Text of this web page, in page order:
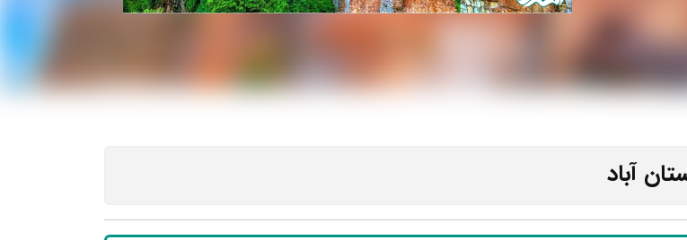
آباد